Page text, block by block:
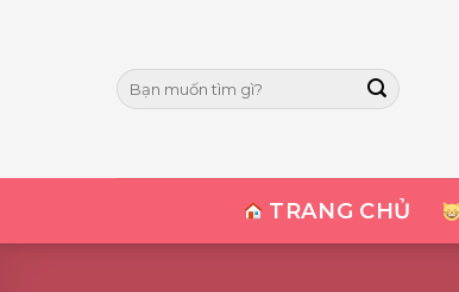
Tìm
kiếm:
TRANG CHỦ